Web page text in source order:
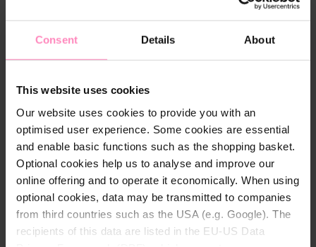
Consent Details About
This website uses cookies
Our website uses cookies to provide you with an
optimised user experience. Some cookies are essential
and enable basic functions such as the shopping basket.
Optional cookies help us to analyse and improve our
online offering and to operate it economically. When using
optional cookies, data may be transmitted to companies
from third countries such as the USA (e.g. Google). The
recipients of this data are listed in the EU-US Data
A póló
100%-ban újrahasznosított poliészterből
kellemes tapintású, és tökéletesen követi a test
mindennapi használat során egyaránt.
A gombos patenttal ellátott nyakkialakítás
különleges részlet, amely megkülönbözteti a
klasszikus pólóktól, és sportosan elegáns karaktert
ad a megjelenésnek. Ideális választás
rendezvényekre, sporteseményekre, utazáshoz vagy